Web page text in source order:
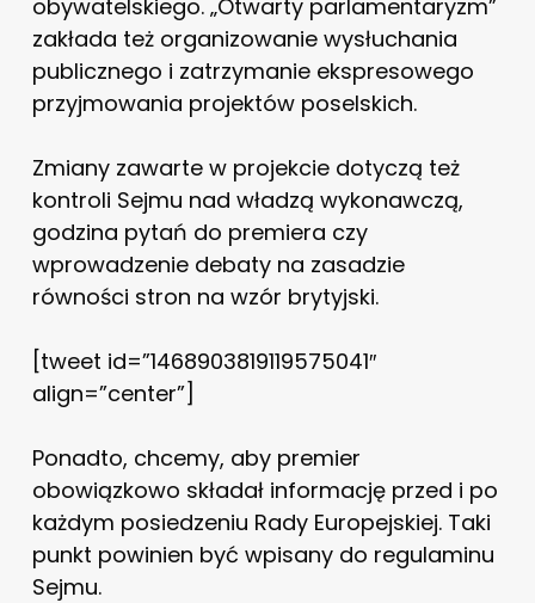
obywatelskiego. „Otwarty parlamentaryzm”
zakłada też organizowanie wysłuchania
publicznego i zatrzymanie ekspresowego
przyjmowania projektów poselskich.
Zmiany zawarte w projekcie dotyczą też
kontroli Sejmu nad władzą wykonawczą,
godzina pytań do premiera czy
wprowadzenie debaty na zasadzie
równości stron na wzór brytyjski.
[tweet id=”1468903819119575041″
align=”center”]
Ponadto, chcemy, aby premier
obowiązkowo składał informację przed i po
każdym posiedzeniu Rady Europejskiej. Taki
punkt powinien być wpisany do regulaminu
Sejmu.